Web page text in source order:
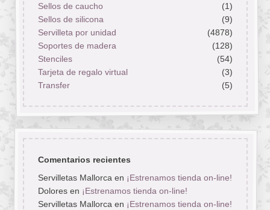
Sellos de caucho
(1)
Sellos de silicona
(9)
Servilleta por unidad
(4878)
Soportes de madera
(128)
Stenciles
(54)
Tarjeta de regalo virtual
(3)
Transfer
(5)
Comentarios recientes
Servilletas Mallorcaen ¡Estrenamos tienda on-line!
Doloresen ¡Estrenamos tienda on-line!
Servilletas Mallorcaen ¡Estrenamos tienda on-line!